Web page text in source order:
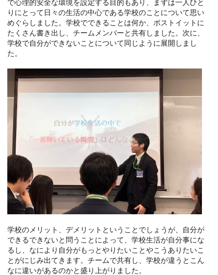
りにとって日々の生活の中心である学校のことについて思い
めぐらしました。学校でできることは何か、ポストイットに
たくさん書き出し、チームメンバーと共有しました。次に、
学校で自分ができないことについて同じように展開しまし
た。
学校のメリット、デメリットということでしょうが、自分が
できるできないと問うことによって、学校生活が自分事にな
るし、なにより自分がもっとやりたいことやこうありたいこ
とがにじみ出てきます。チームで共有し、学校が違うとこん
なに違いがあるのかと盛り上がりました。